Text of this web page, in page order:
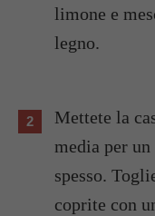
limone e
legno.
Mettete la casseruola sul fuoco, con fiamma
media per
spesso.
coprite con